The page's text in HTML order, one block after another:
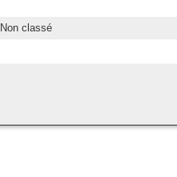
Non classé